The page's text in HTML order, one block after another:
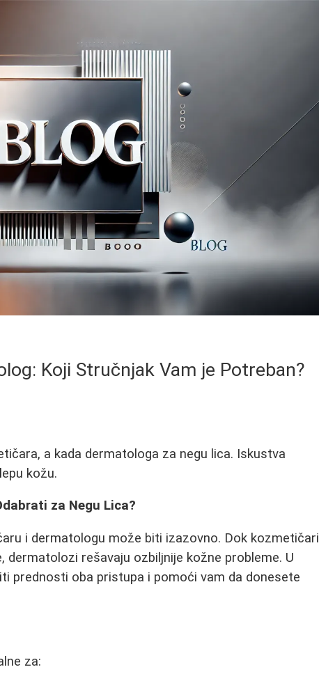
Koji Stručnjak Vam je Potreban?
a kada dermatologa za negu lica. Iskustva
kožu.
za Negu Lica?
i dermatologu može biti izazovno. Dok kozmetičari
dermatolozi rešavaju ozbiljnije kožne probleme. U
prednosti oba pristupa i pomoći vam da donesete
za: